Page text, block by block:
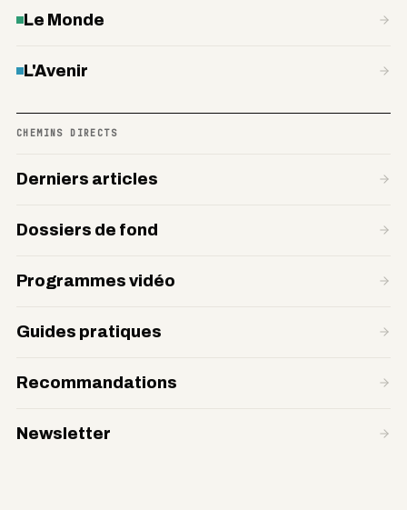
Le Monde
L'Avenir
CHEMINS DIRECTS
Derniers articles
Dossiers de fond
Programmes vidéo
Guides pratiques
Recommandations
Newsletter